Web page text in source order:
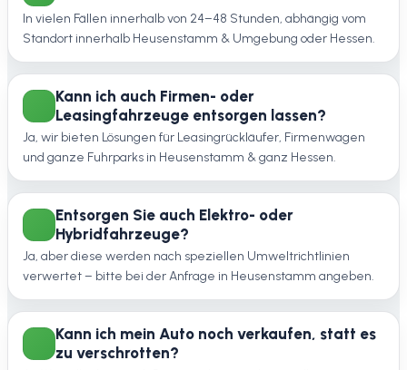
In vielen Fällen innerhalb von 24–48 Stunden, abhängig vom
Standort innerhalb Heusenstamm & Umgebung oder Hessen.
Kann ich auch Firmen- oder
Leasingfahrzeuge entsorgen lassen?
Ja, wir bieten Lösungen für Leasingrückläufer, Firmenwagen
und ganze Fuhrparks in Heusenstamm & ganz Hessen.
Entsorgen Sie auch Elektro- oder
Hybridfahrzeuge?
Ja, aber diese werden nach speziellen Umweltrichtlinien
verwertet – bitte bei der Anfrage in Heusenstamm angeben.
Kann ich mein Auto noch verkaufen, statt es
zu verschrotten?